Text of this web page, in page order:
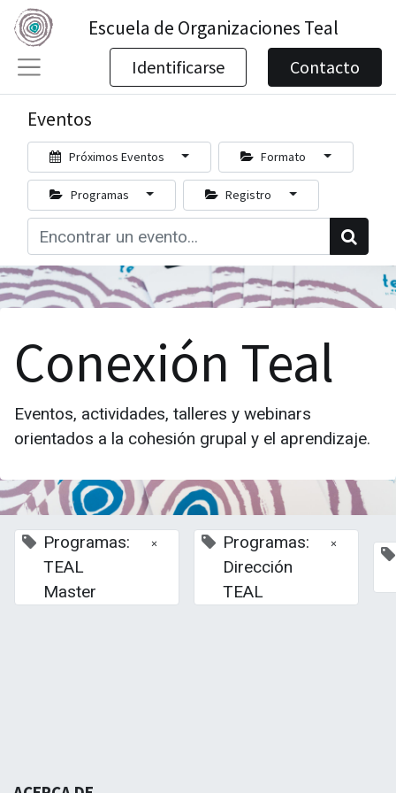
Escuela de Organizaciones Teal
Identificarse Contacto
Eventos
Próximos Eventos Formato
Programas Registro
Conexión Teal
Eventos, actividades, talleres y webinars
orientados a la cohesión grupal y el aprendizaje.
Programas:
TEAL
Master
×
Programas:
Dirección
TEAL
×